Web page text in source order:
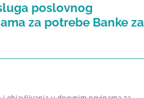
poslovnog
za potrebe Banke za